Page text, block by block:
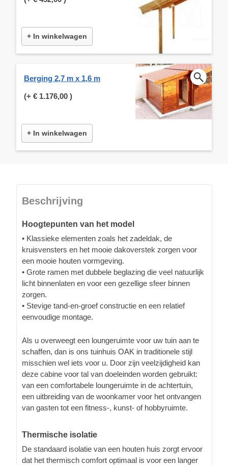
+ In winkelwagen
Berging 2,7 m x 1,6 m
(+ € 1.176,00 )
+ In winkelwagen
Beschrijving
Hoogtepunten van het model
• Klassieke elementen zoals het zadeldak, de
kruisvensters en het mooie dakoverstek zorgen voor
een mooie houten vormgeving.
• Grote ramen met dubbele beglazing die veel natuurlijk
licht binnenlaten en voor een gezellige sfeer binnen
zorgen.
• Stevige tand-en-groef constructie en een relatief
eenvoudige montage.
Als u overweegt een loungeruimte voor uw tuin aan te
schaffen, dan is ons tuinhuis OAK in traditionele stijl
misschien wel iets voor u. Door zijn veelzijdigheid kan
deze cabine voor tal van doeleinden worden gebruikt:
van een comfortabele loungeruimte in de achtertuin,
een uitbreiding van de woonkamer voor het ontvangen
van gasten tot een fitness-, kunst- of hobbyruimte.
Thermische isolatie
De standaard isolatie van een houten huis zorgt ervoor
dat het thermisch comfort optimaal is voor een langer